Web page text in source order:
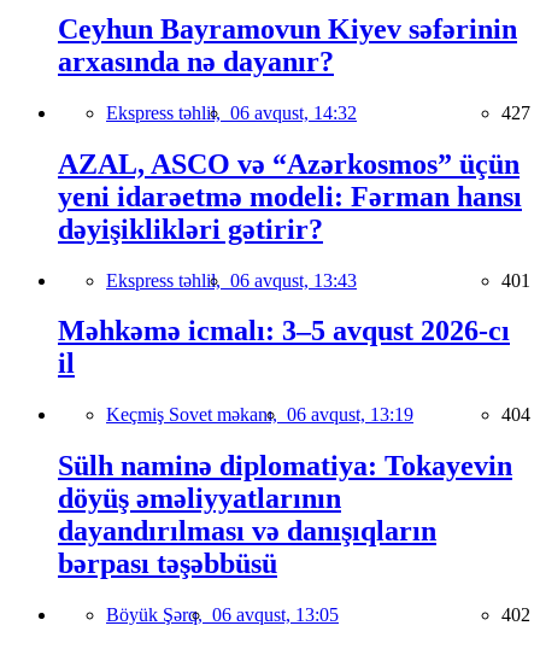
Ceyhun Bayramovun Kiyev səfərinin
arxasında nə dayanır?
Ekspress təhlil, 06 avqust, 14:32 427
AZAL, ASCO və “Azərkosmos” üçün
yeni idarəetmə modeli: Fərman hansı
dəyişiklikləri gətirir?
Ekspress təhlil, 06 avqust, 13:43 401
Məhkəmə icmalı: 3–5 avqust 2026-cı
il
Keçmiş Sovet məkanı, 06 avqust, 13:19 404
Sülh naminə diplomatiya: Tokayevin
döyüş əməliyyatlarının
dayandırılması və danışıqların
bərpası təşəbbüsü
Böyük Şərq, 06 avqust, 13:05 402